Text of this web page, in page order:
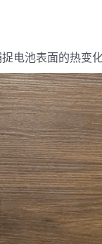
电池表面的热变